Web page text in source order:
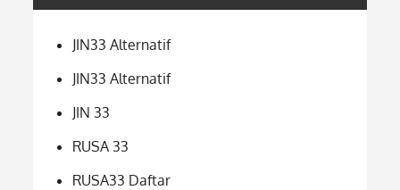
JIN33 Alternatif
JIN33 Alternatif
JIN 33
RUSA 33
RUSA33 Daftar